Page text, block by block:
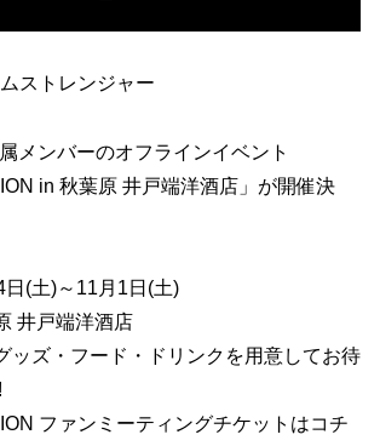
ストレンジャー
メンバーのオフラインイベント
in 秋葉原 井戸端洋酒店」が開催決
日(土)～11月1日(土)
井戸端洋酒店
ッズ・フード・ドリンクを用意してお待
ファンミーティングチケットはコチ